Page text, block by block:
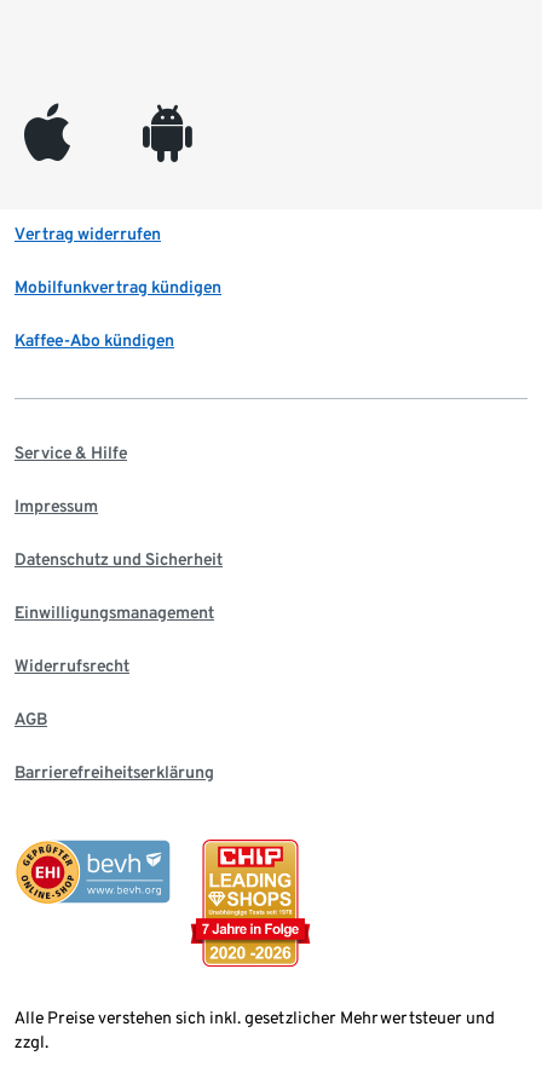
appleinc android
Vertrag widerrufen
Mobilfunkvertrag kündigen
Kaffee-Abo kündigen
Service & Hilfe
Impressum
Datenschutz und Sicherheit
Einwilligungsmanagement
Widerrufsrecht
AGB
Barrierefreiheitserklärung
Alle Preise verstehen sich inkl. gesetzlicher Mehrwertsteuer und
zzgl.